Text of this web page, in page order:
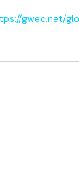
gwec.net/